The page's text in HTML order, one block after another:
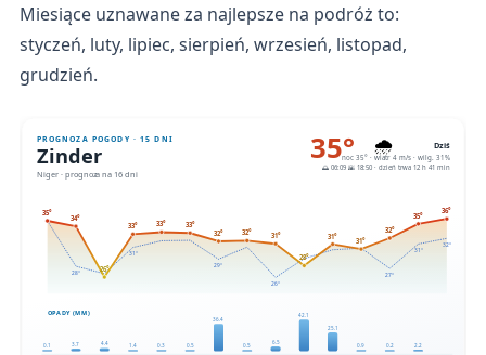
Miesiące uznawane za najlepsze na podróż to:
styczeń, luty, lipiec, sierpień, wrzesień, listopad,
grudzień.